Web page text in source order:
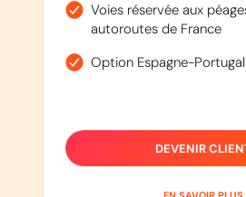
Voies réservée aux
autoroutes de France
Option Espagne-Portugal
DEVENIR